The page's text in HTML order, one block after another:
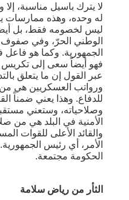
لا يترك باسيل مناسبة، إلا
له وحده، وهذه ممارسات
ليس لخصومه فقط، بل
الوطني الحرّ، وفي
الجمهورية. وكما هو فاعل
فهو أيضاً سعى إلى
ورواتب العسكريين هي
للدفاع. وهذا يعني ضمناً
وصلاحياته، وستعني
الأمنية في البلد هي من
والقائد الأعلى للقوات
الأمر، أي رئيس
الحكومة مجتمعة.
الثأر من رياض سلامة